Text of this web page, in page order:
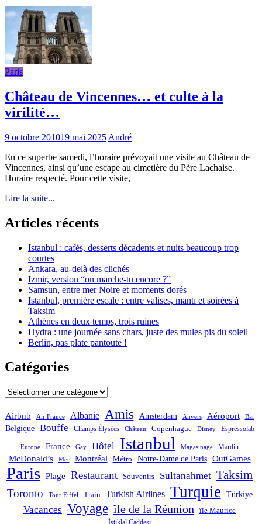
Paris
Château de Vincennes… et culte à la
virilité…
9 octobre 201019 mai 2025 André
En ce superbe samedi, l’horaire prévoyait une visite au Château de
Vincennes, ainsi qu’une escape au cimetière du Père Lachaise.
Horaire respecté. Pour cette visite,
Lire la suite...
Articles récents
Istanbul : cafés, desserts décadents et nuits beaucoup trop
courtes
Ankara, au-delà des clichés
Izmir, version “on marche-tu encore ?”
Samsun, entre mer Noire et moments dorés
Istanbul, première escale : entre valises, mantı et soirées à
Taksim
Athènes en deux temps, trois ruines
Hydra : une journée sans chars, juste des mules pis du soleil
Berlin, pas plate pantoute !
Catégories
Catégories
Airbnb Air France Albanie Amis Amsterdam Anvers Aéroport Bar
Belgique Bouffe Champs Élysées Château Copenhague Disney Espressolab
Europe France Gay Hôtel Istanbul Magasinage Mardin
McDonald’s Mer Montréal Métro Notre-Dame de Paris OutGames
Paris Plage Restaurant Souvenirs Sultanahmet Taksim
Toronto Tour Eiffel Train Turkish Airlines Turquie Türkiye
Vacances Voyage île de la Réunion
île Maurice